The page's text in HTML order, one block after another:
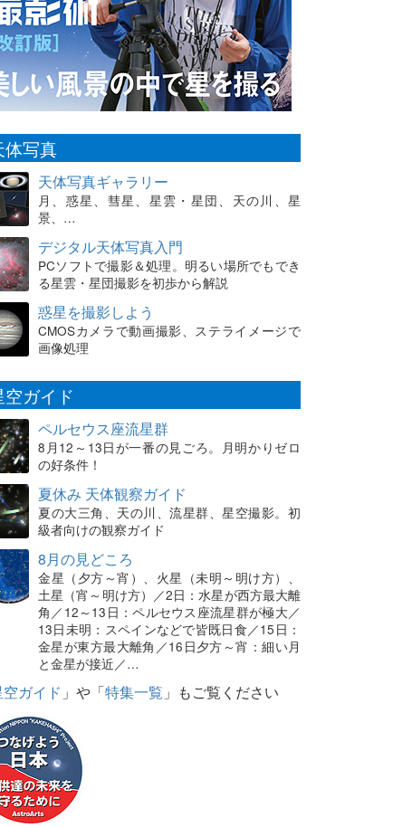
体写真
天体写真ギャラリー
月、惑星、彗星、星雲・星団、天の川、星
景、…
デジタル天体写真入門
PCソフトで撮影＆処理。明るい場所でもでき
る星雲・星団撮影を初歩から解説
惑星を撮影しよう
CMOSカメラで動画撮影、ステライメージで
画像処理
空ガイド
ペルセウス座流星群
8月12～13日が一番の見ごろ。月明かりゼロ
の好条件！
夏休み 天体観察ガイド
夏の大三角、天の川、流星群、星空撮影。初
級者向けの観察ガイド
8月の見どころ
金星（夕方～宵）、火星（未明～明け方）、
土星（宵～明け方）／2日：水星が西方最大離
角／12～13日：ペルセウス座流星群が極大／
13日未明：スペインなどで皆既日食／15日：
金星が東方最大離角／16日夕方～宵：細い月
と金星が接近／…
ガイド 」や「特集一覧 」もご覧ください